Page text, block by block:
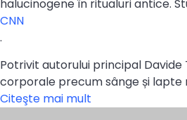
halucinogene în ritualuri antice.
CNN
.
Potrivit autorului principal
corporale precum sânge și lapte
Citeşte mai mult